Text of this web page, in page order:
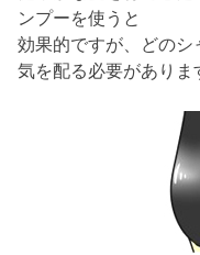
ンプーを使うと
効果的ですが、どのシ
気を配る必要がありま